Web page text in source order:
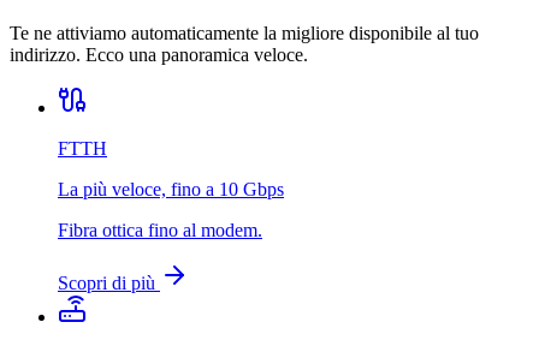
Te ne attiviamo automaticamente la migliore disponibile al tuo
indirizzo. Ecco una panoramica veloce.
FTTH
La più veloce, fino a 10 Gbps
Fibra ottica fino al modem.
Scopri di più